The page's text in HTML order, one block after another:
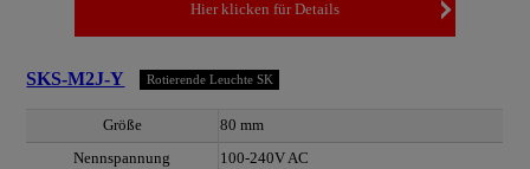
Hier klicken für Details
SKS-M2J-Y Rotierende Leuchte SK
Größe
80 mm
Nennspannung
100-240V AC